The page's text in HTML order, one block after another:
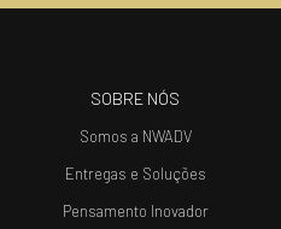
SOBRE NÓS
Somos a NWADV
Entregas e Soluções
Pensamento Inovador